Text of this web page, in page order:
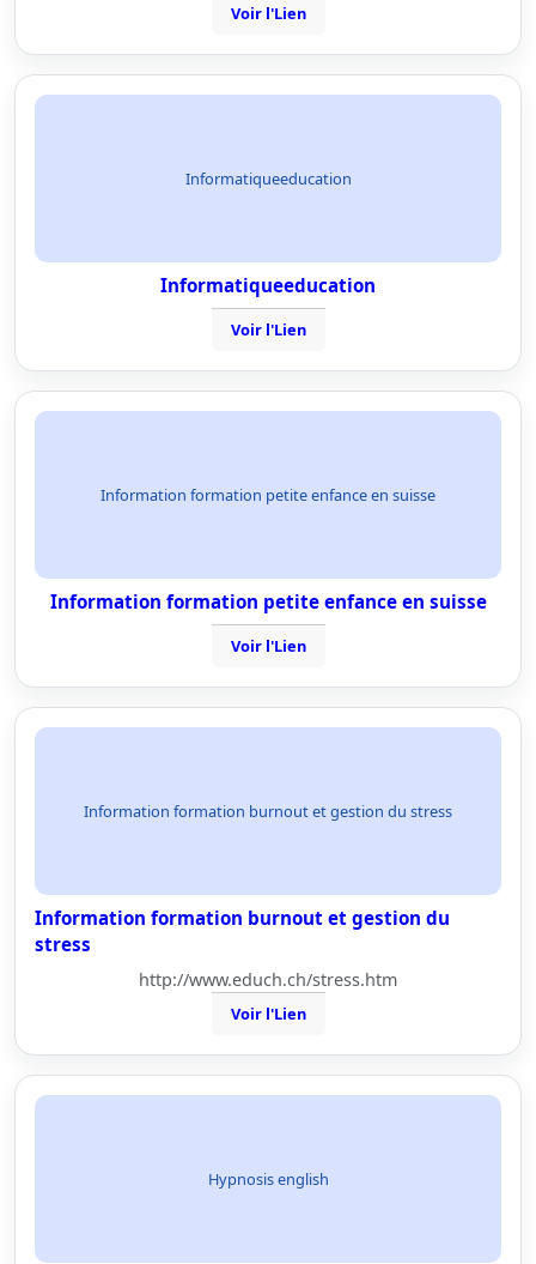
Voir l'Lien
Informatiqueeducation
Informatiqueeducation
Voir l'Lien
Information formation petite enfance en suisse
Information formation petite enfance en suisse
Voir l'Lien
Information formation burnout et gestion du stress
Information formation burnout et gestion du
stress
http://www.educh.ch/stress.htm
Voir l'Lien
Hypnosis english